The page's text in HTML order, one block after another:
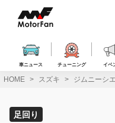
ス
車ニュース チューニング イベ
HOME スズキ ジムニーシ
足回り